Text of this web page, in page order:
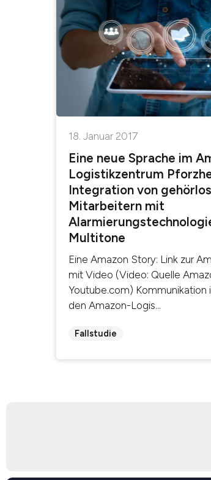
18. Januar 2017
Eine neue Sprache im
Logistikzentrum
Integration von
Mitarbeitern mit
Multitone
Eine Amazon Story: Link zur
mit Video (Video: Quelle
Youtube.com) Kommunikation
den Amazon-Logis...
Fallstudie